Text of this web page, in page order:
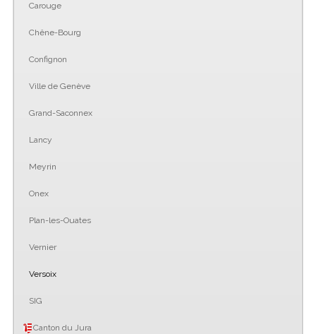
Carouge
Chêne-Bourg
Confignon
Ville de Genève
Grand-Saconnex
Lancy
Meyrin
Onex
Plan-les-Ouates
Vernier
Versoix
SIG
Canton du Jura